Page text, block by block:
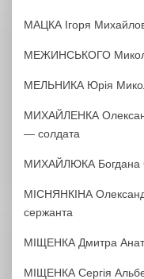
МАЦКА Ігоря
МЕЖИНСЬКОГО
МЕЛЬНИКА Юрія
МИХАЙЛЕНКА
— солдата
МИХАЙЛЮКА Богдана
МІСНЯНКІНА
сержанта
МІЩЕНКА Дмитра
МІЩЕНКА Сергія